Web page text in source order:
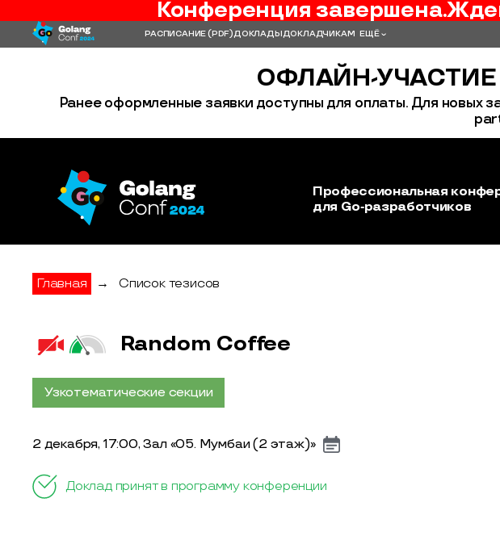
Конференция завершена.
РАСПИСАНИЕ(PDF)ДОКЛАДЫ ДОКЛАДЧИКАМ ЕЩЁ
ОФЛАЙН-УЧАСТИЕ
Ранее оформленные заявки доступны для оплаты. Для
Профессиональная
для Go‑разработчиков
Главная → Список тезисов
Random Coffee
Узкотематические секции
2 декабря, 17:00, Зал «05. Мумбаи (2 этаж)»
Доклад принят в программу конференции